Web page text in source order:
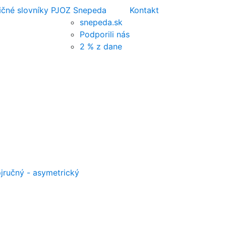
slovníky PJOZ Snepeda
snepeda.sk
Podporili nás
2 % z dane
Kontakt
- asymetrický